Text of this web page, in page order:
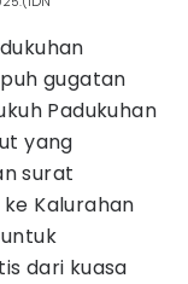
gugatan
Padukuhan
yang
surat
Kalurahan
dari kuasa